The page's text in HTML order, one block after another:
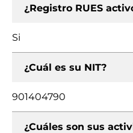
¿Registro RUES
Si
¿Cuál es su NIT?
901404790
¿Cuáles son sus